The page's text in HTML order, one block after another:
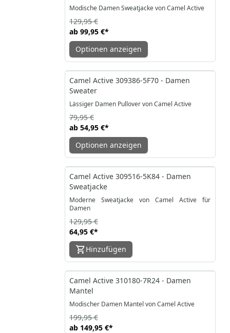
Modische Damen Sweatjacke von Camel Active
ab 99,95 €*
129,95 €
Optionen anzeigen
-31%
Camel Active 309386-5F70 - Damen
Sweater
Lässiger Damen Pullover von Camel Active
ab 54,95 €*
79,95 €
Optionen anzeigen
-50%
Camel Active 309516-5K84 - Damen
Sweatjacke
Moderne Sweatjacke von Camel Active für
Damen
64,95 €*
129,95 €
Hinzufügen
-25%
Camel Active 310180-7R24 - Damen
Mantel
Modischer Damen Mantel von Camel Active
ab 149,95 €*
199,95 €